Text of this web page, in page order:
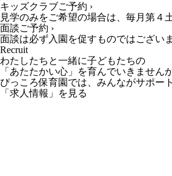
キッズクラブご予約 ›
見学のみをご希望の場合は、毎月第４
面談ご予約 ›
面談は必ず入園を促すものではござい
Recruit
わたしたちと一緒に子どもたちの
「あたたかい心」を育んでいきません
ぴっころ保育園では、みんながサポー
「求人情報」を見る